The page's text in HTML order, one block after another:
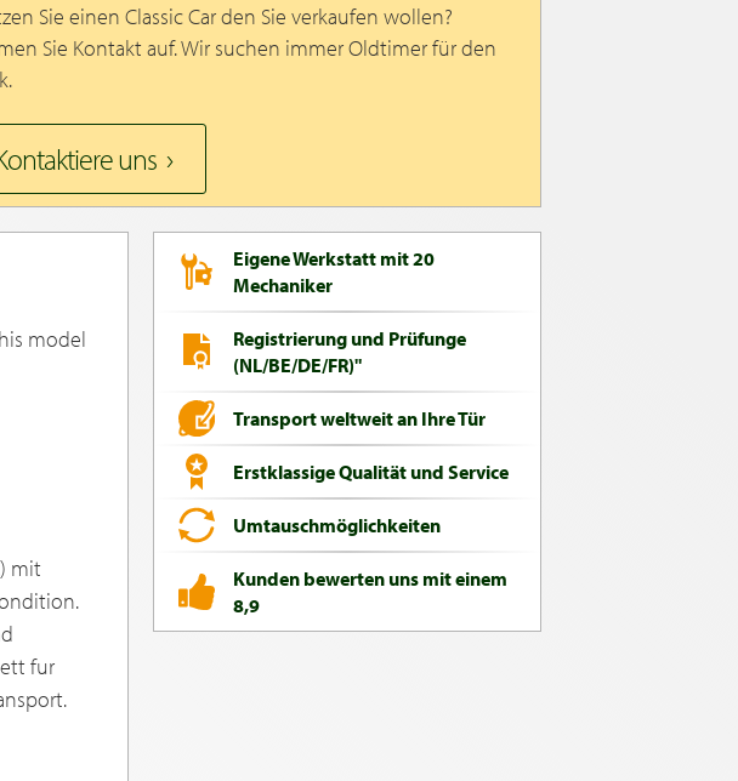
Sie einen Classic Car den Sie verkaufen wollen?
Sie Kontakt auf. Wir suchen immer Oldtimer für den
uns
model
mit
fur
Eigene Werkstatt mit 20
Mechaniker
Registrierung und Prüfunge
(NL/BE/DE/FR)"
Transport weltweit an Ihre Tür
Erstklassige Qualität und Service
Umtauschmöglichkeiten
Kunden bewerten uns mit einem
8,9